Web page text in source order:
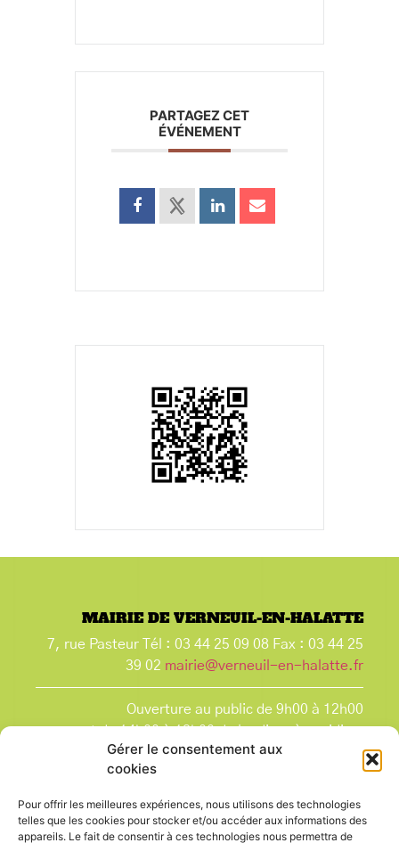
Gérer le consentement aux
cookies
Pour offrir les meilleures expériences, nous utilisons des technologies
telles que les cookies pour stocker et/ou accéder aux informations des
appareils. Le fait de consentir à ces technologies nous permettra de
PARTAGEZ CET
ÉVÉNEMENT
MAIRIE DE VERNEUIL-EN-HALATTE
7, rue Pasteur Tél : 03 44 25 09 08 Fax : 03 44 25
39 02 mairie@verneuil-en-halatte.fr
Ouverture au public de 9h00 à 12h00
et de 14h00 à 18h00 du lundi après-midi au
vendredi,
et le samedi de 9h00 à 12h00.
que les jours fériés.